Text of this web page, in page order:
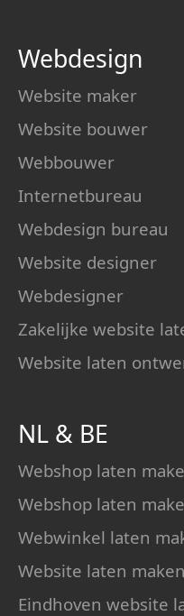
Webdesign
Website maker
Website bouwer
Webbouwer
Internetbureau
Webdesign bureau
Website designer
Webdesigner
Zakelijke website
Website laten
NL & BE
Webshop laten
Webshop laten
Webwinkel laten
Website laten
Eindhoven website